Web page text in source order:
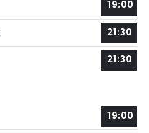
19:00
21:30
21:30
19:00